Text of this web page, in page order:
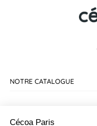
NOTRE CATALOGUE
Cécoa Paris